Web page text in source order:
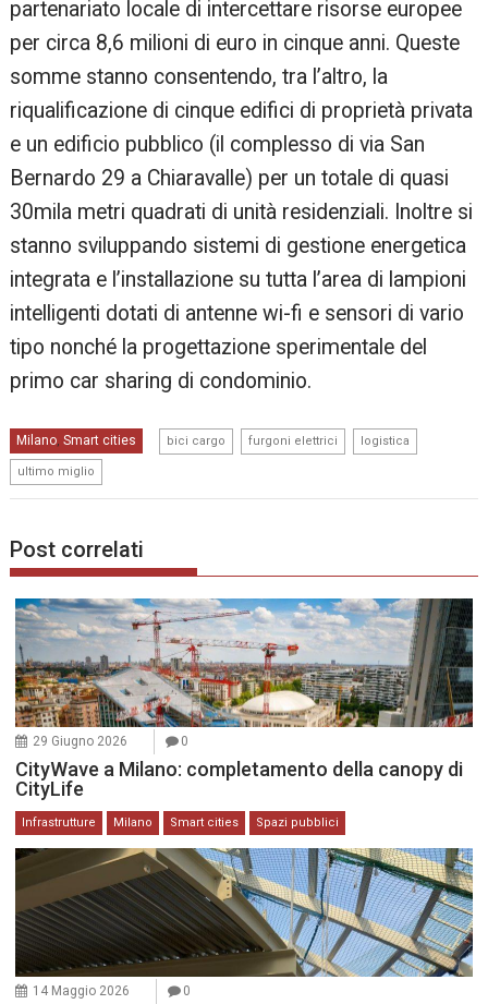
partenariato locale di intercettare risorse europee
per circa 8,6 milioni di euro in cinque anni. Queste
somme stanno consentendo, tra l’altro, la
riqualificazione di cinque edifici di proprietà privata
e un edificio pubblico (il complesso di via San
Bernardo 29 a Chiaravalle) per un totale di quasi
30mila metri quadrati di unità residenziali. Inoltre si
stanno sviluppando sistemi di gestione energetica
integrata e l’installazione su tutta l’area di lampioni
intelligenti dotati di antenne wi-fi e sensori di vario
tipo nonché la progettazione sperimentale del
primo car sharing di condominio.
Milano,Smart cities bici cargo furgoni elettrici logistica
ultimo miglio
Post correlati
29 Giugno 2026 0
CityWave a Milano: completamento della canopy di
CityLife
Infrastrutture Milano Smart cities Spazi pubblici
14 Maggio 2026 0